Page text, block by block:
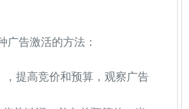
告激活的方法：
提高竞价和预算，观察广告